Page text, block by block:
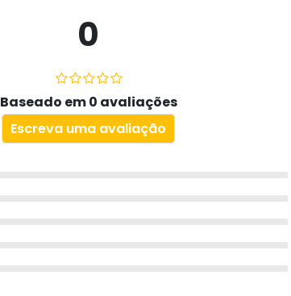
0
Baseado em 0 avaliações
Escreva uma avaliação